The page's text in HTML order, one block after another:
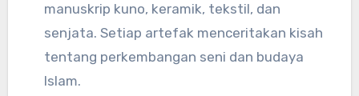
manuskrip kuno, keramik, tekstil, dan
senjata. Setiap artefak menceritakan kisah
tentang perkembangan seni dan budaya
Islam.